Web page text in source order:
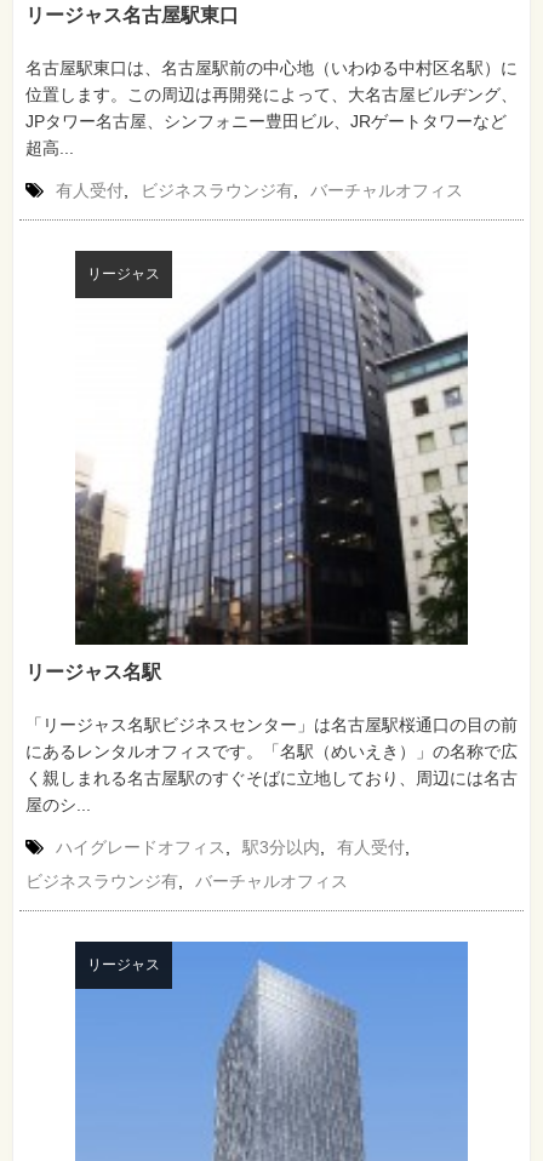
リージャス名古屋駅東口
名古屋駅東口は、名古屋駅前の中心地（いわゆる中村区名駅）に
位置します。この周辺は再開発によって、大名古屋ビルヂング、
JPタワー名古屋、シンフォニー豊田ビル、JRゲートタワーなど
超高...
有人受付 ビジネスラウンジ有 バーチャルオフィス
リージャス
リージャス名駅
「リージャス名駅ビジネスセンター」は名古屋駅桜通口の目の前
にあるレンタルオフィスです。「名駅（めいえき）」の名称で広
く親しまれる名古屋駅のすぐそばに立地しており、周辺には名古
屋のシ...
ハイグレードオフィス 駅3分以内 有人受付
ビジネスラウンジ有
バーチャルオフィス
リージャス